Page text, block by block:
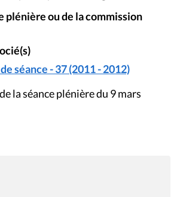
plénière ou de la commission
séance - 37 (2011 - 2012)
la séance plénière du 9 mars